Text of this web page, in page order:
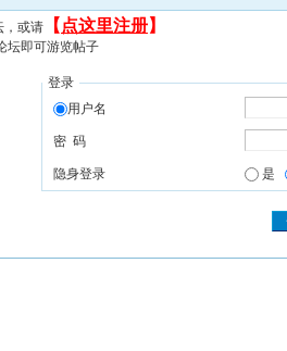
，或请 【 点这里注册】
坛即可游览帖子
登录
用户名
密 码
隐身登录 是